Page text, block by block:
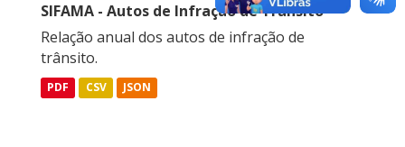
SIFAMA - Autos de Infração de Trânsito
Relação anual dos autos de infração de
trânsito.
PDF CSV JSON